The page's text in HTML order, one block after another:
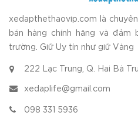
xedapthethaovip.com là
bán hàng chính hãng và
trường. Giữ Uy tín như giữ Vàng
222 Lạc Trung, Q. Hai Bà
xedaplife@gmail.com
098 331 5936